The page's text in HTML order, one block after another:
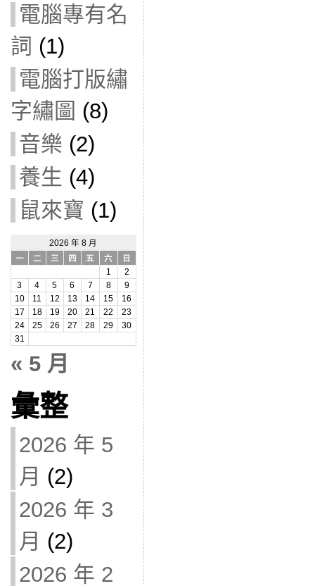
電腦專有名
詞 (1)
電腦打版繡
字繡圖 (8)
音樂 (2)
養生 (4)
鼠來寶 (1)
2026 年 8 月
一
二 三 四 五 六
日
1
2
3
4 5 6 7 8
9
10
11 12 13 14 15
16
17
18 19 20 21 22
23
24
25 26 27 28 29
30
31
« 5 月
彙整
2026 年 5
月 (2)
2026 年 3
月 (2)
2026 年 2